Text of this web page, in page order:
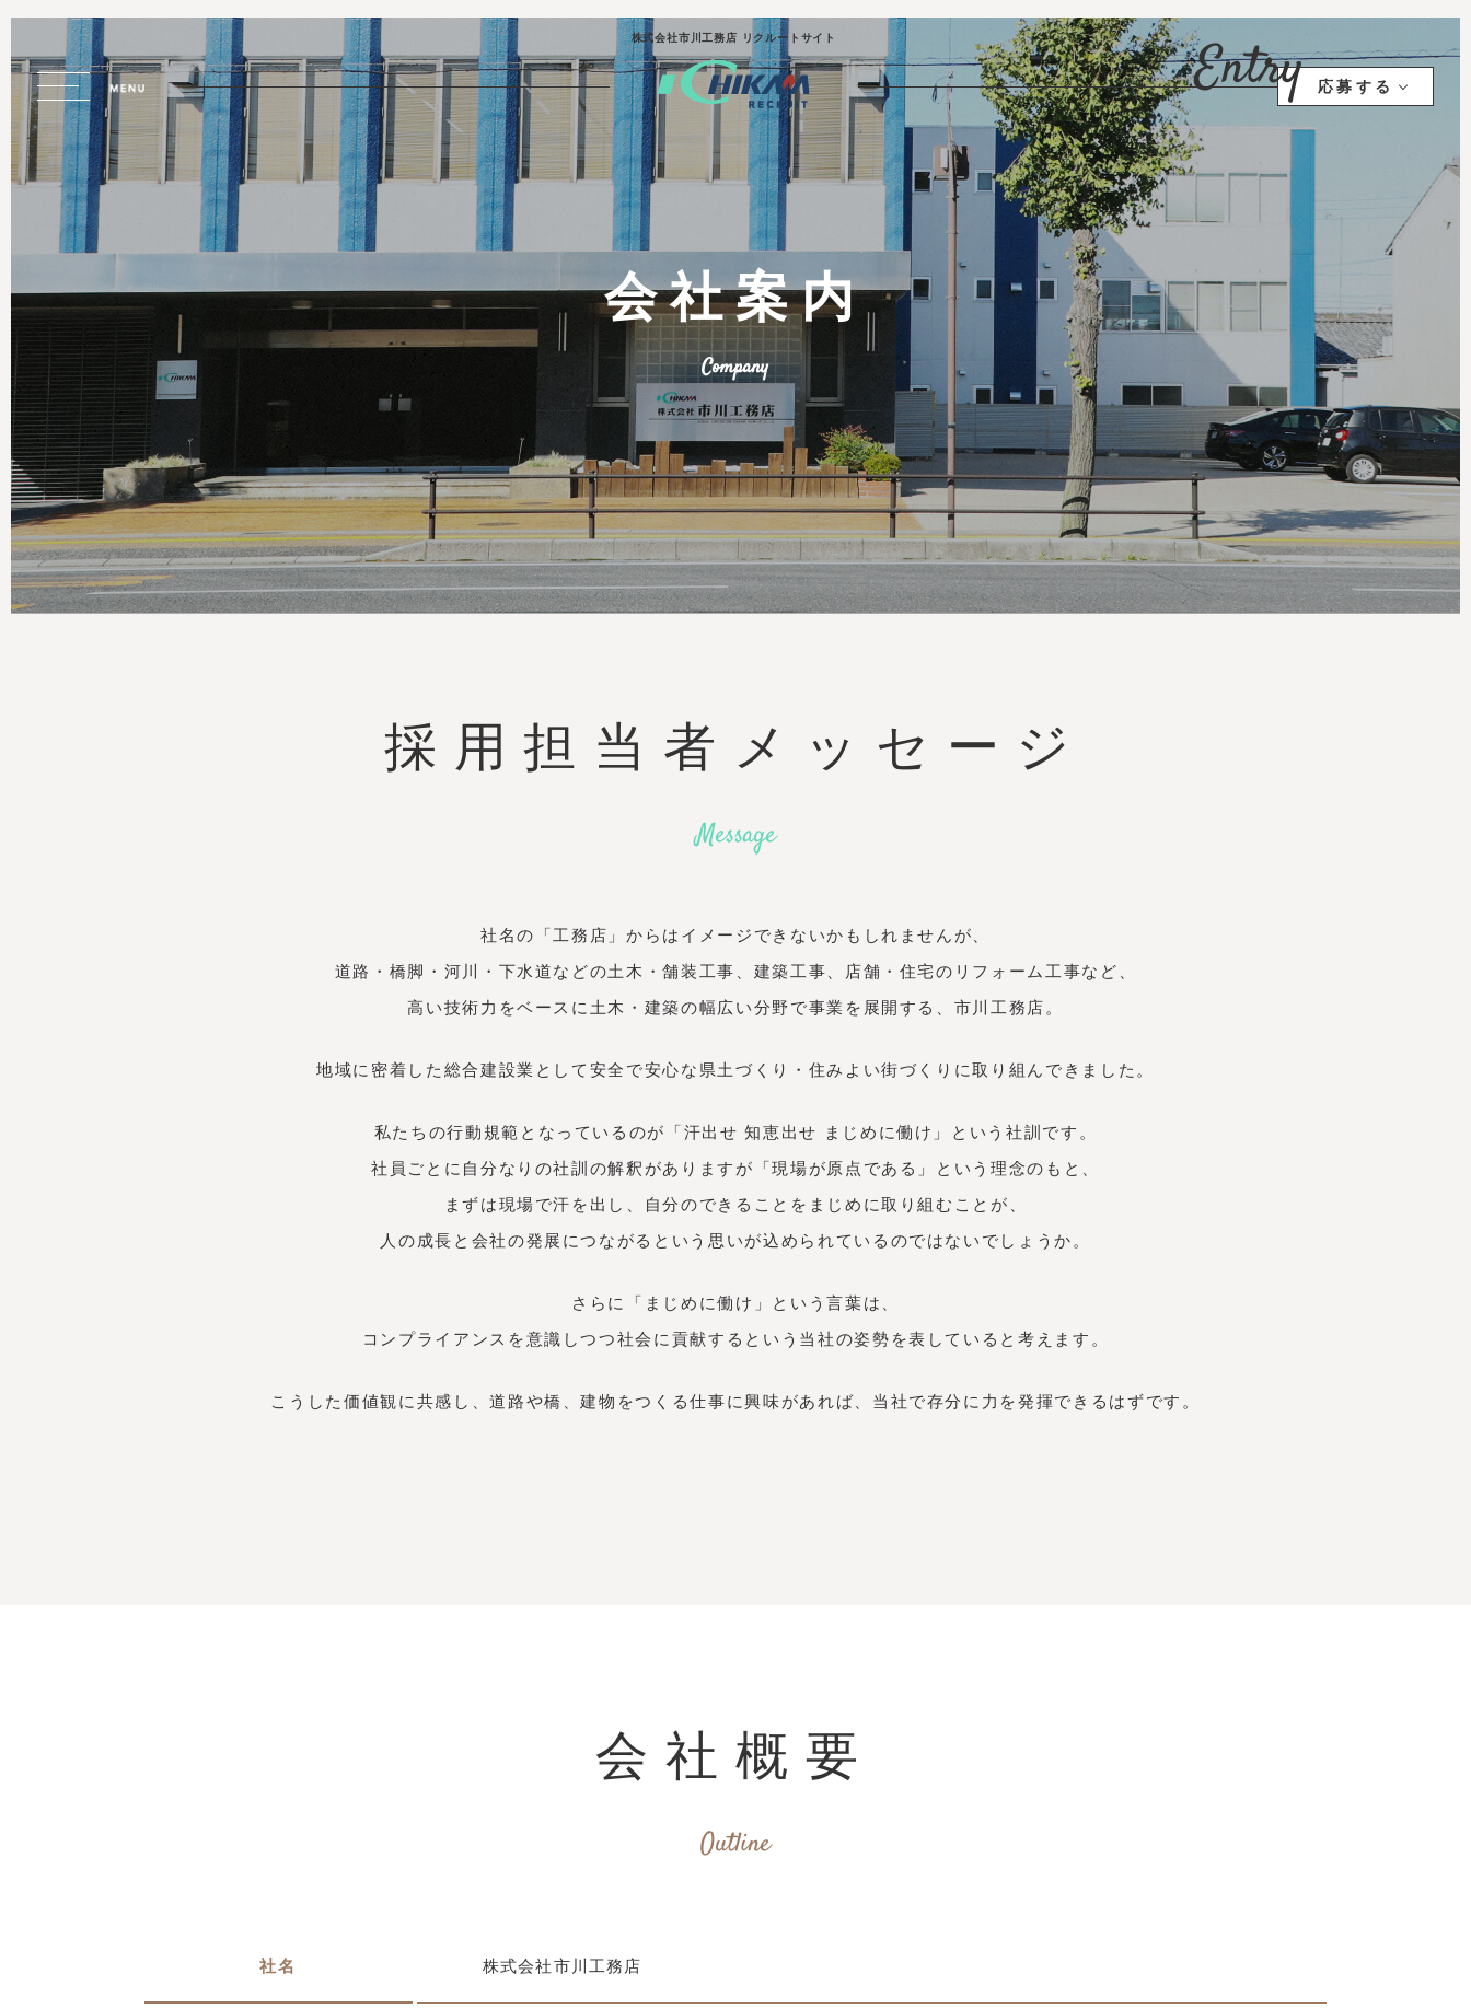
トップページ
会社案内
市川工務店の仕事
土木事業
建築事業
市川工務店の社員
先輩社員インタビュー
採用情報について
募集要項
Recruitment
用
Entry For Graduate
Recruitment
株式会社市川工務店 リクルートサイト Entry 応募する
会社案内
Company
採用担当者 メッセージ
Message
社名の「工務店」からはイメージできないかもしれませんが、
道路・橋脚・河川・下水道などの土木・舗装工事、建築工事、店舗・住宅のリフォーム工事など、
高い技術力をベースに土木・建築の幅広い分野で事業を展開する、市川工務店。
地域に密着した総合建設業として安全で安心な県土づくり・住みよい街づくりに取り組んできました。
私たちの行動規範となっているのが「汗出せ 知恵出せ まじめに働け」という社訓です。
社員ごとに自分なりの社訓の解釈がありますが「現場が原点である」という理念のもと、
まずは現場で汗を出し、自分のできることをまじめに取り組むことが、
人の成長と会社の発展につながるという思いが込められているのではないでしょうか。
さらに「まじめに働け」という言葉は、
コンプライアンスを意識しつつ社会に貢献するという当社の姿勢を表していると考えます。
こうした価値観に共感し、道路や橋、建物をつくる仕事に興味があれば、当社で存分に力を発揮できるはずです。
会社概要
Outline
社名 株式会社市川工務店